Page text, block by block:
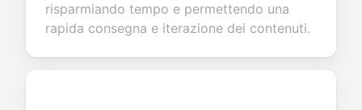
risparmiando tempo e permettendo una
rapida consegna e iterazione dei contenuti.